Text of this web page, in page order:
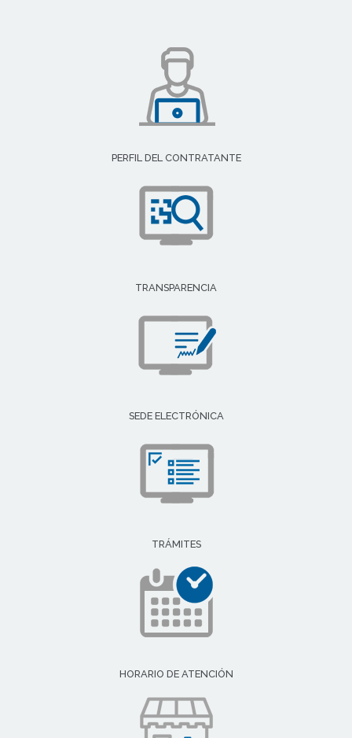
PERFIL DEL CONTRATANTE
TRANSPARENCIA
SEDE ELECTRÓNICA
TRÁMITES
HORARIO DE ATENCIÓN